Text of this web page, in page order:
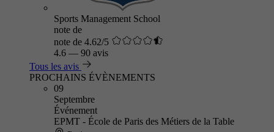
Sports Management School
note de
note de 4.62/5
4.6 — 90 avis
Tous les avis
PROCHAINS ÉVÈNEMENTS
09
Septembre
Événement
EPMT - École de Paris des Métiers de la Table